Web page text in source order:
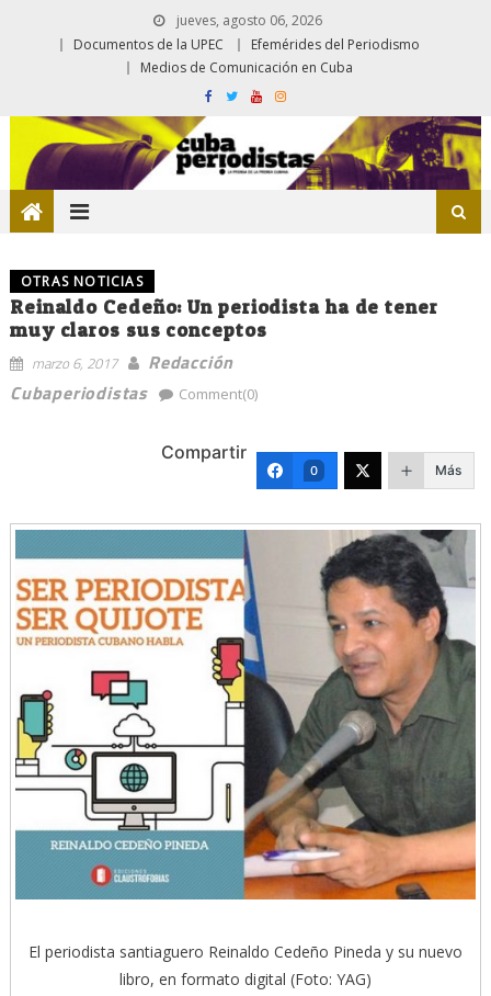
jueves, agosto 06, 2026
Documentos de la UPEC
Efemérides del Periodismo
Medios de Comunicación en Cuba
OTRAS NOTICIAS
Reinaldo Cedeño: Un periodista ha de tener
muy claros sus conceptos
marzo 6, 2017
Redacción
Cubaperiodistas
Comment(0)
Compartir
0 Más
El periodista santiaguero Reinaldo Cedeño Pineda y su nuevo
libro, en formato digital (Foto: YAG)